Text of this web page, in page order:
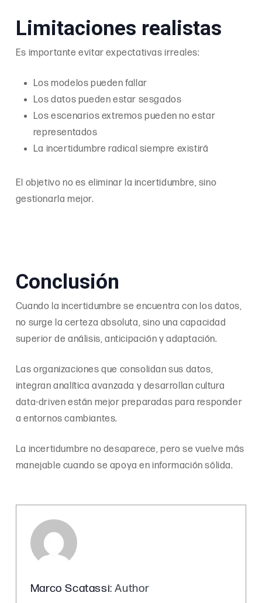
Limitaciones realistas
Es importante evitar expectativas irreales:
Los modelos pueden fallar
Los datos pueden estar sesgados
Los escenarios extremos pueden no estar
representados
La incertidumbre radical siempre existirá
El objetivo no es eliminar la incertidumbre, sino
gestionarla mejor.
Conclusión
Cuando la incertidumbre se encuentra con los datos,
no surge la certeza absoluta, sino una capacidad
superior de análisis, anticipación y adaptación.
Las organizaciones que consolidan sus datos,
integran analítica avanzada y desarrollan cultura
data-driven están mejor preparadas para responder
a entornos cambiantes.
La incertidumbre no desaparece, pero se vuelve más
manejable cuando se apoya en información sólida.
Marco Scatassi: Author